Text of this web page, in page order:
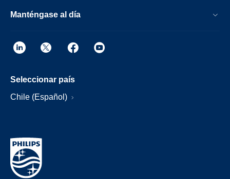
Manténgase al día
Seleccionar país
Chile (Español)